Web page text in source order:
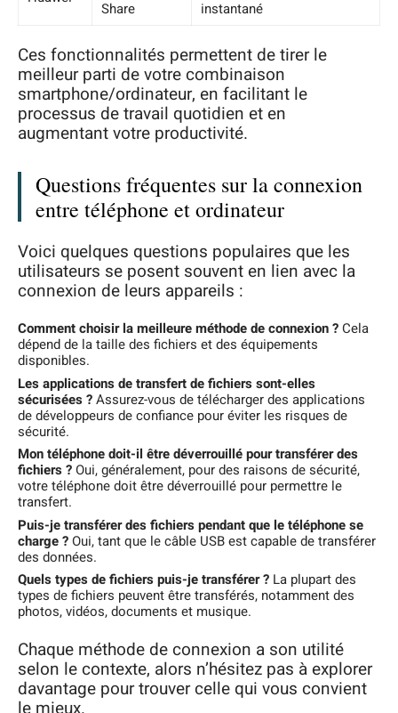
Share
instantané
Ces fonctionnalités permettent de tirer le
meilleur parti de votre combinaison
smartphone/ordinateur, en facilitant le
processus de travail quotidien et en
augmentant votre productivité.
Questions fréquentes sur la connexion
entre téléphone et ordinateur
Voici quelques questions populaires que les
utilisateurs se posent souvent en lien avec la
connexion de leurs appareils :
Comment choisir la meilleure méthode de connexion ?Cela
dépend de la taille des fichiers et des équipements
disponibles.
Les applications de transfert de fichiers sont-elles
sécurisées ?Assurez-vous de télécharger des applications
de développeurs de confiance pour éviter les risques de
sécurité.
Mon téléphone doit-il être déverrouillé pour transférer des
fichiers ?Oui, généralement, pour des raisons de sécurité,
votre téléphone doit être déverrouillé pour permettre le
transfert.
Puis-je transférer des fichiers pendant que le téléphone se
charge ?Oui, tant que le câble USB est capable de transférer
des données.
Quels types de fichiers puis-je transférer ? La plupart des
types de fichiers peuvent être transférés, notamment des
photos, vidéos, documents et musique.
Chaque méthode de connexion a son utilité
selon le contexte, alors n’hésitez pas à explorer
davantage pour trouver celle qui vous convient